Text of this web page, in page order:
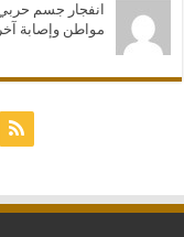
انفجار جسم
مواطن وإصابة